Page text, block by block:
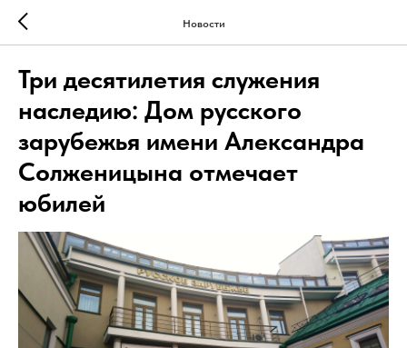
Новости
Три десятилетия служения
наследию: Дом русского
зарубежья имени Александра
Солженицына отмечает
юбилей